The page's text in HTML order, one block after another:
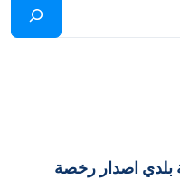
اصدار رخصة